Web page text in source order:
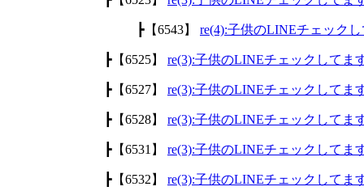
┣【6543】 re(4):子供のLINEチェック
┣【6525】 re(3):子供のLINEチェックしてま
┣【6527】 re(3):子供のLINEチェックしてま
┣【6528】 re(3):子供のLINEチェックしてま
┣【6531】 re(3):子供のLINEチェックしてま
┣【6532】 re(3):子供のLINEチェックしてま